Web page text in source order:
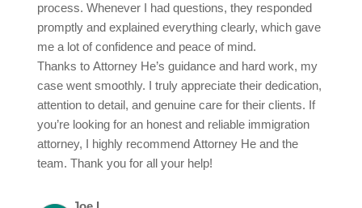
process. Whenever I had questions, they responded
promptly and explained everything clearly, which gave
me a lot of confidence and peace of mind.
Thanks to Attorney He’s guidance and hard work, my
case went smoothly. I truly appreciate their dedication,
attention to detail, and genuine care for their clients. If
you’re looking for an honest and reliable immigration
attorney, I highly recommend Attorney He and the
team. Thank you for all your help!